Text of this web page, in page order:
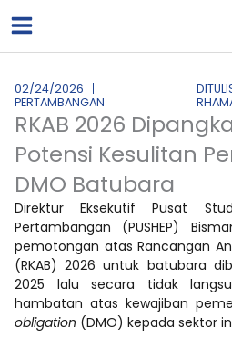
ke
02/24/2026
PERTAMBANGAN
RKAB 2026
Potensi Kesulitan
DMO Batubara
Direktur Eksekutif Pusat
Pertambangan (PUSHEP)
pemotongan atas Rancangan
(RKAB) 2026 untuk batubara
2025 lalu secara tidak
hambatan atas kewajiban
obligation (DMO) kepada sektor